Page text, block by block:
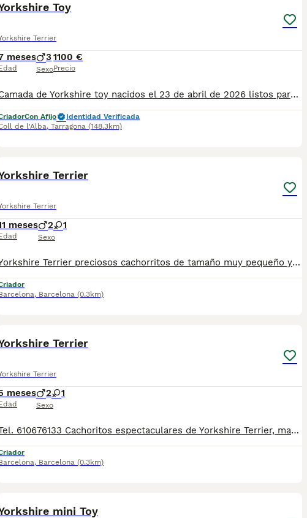
Toy
Terrier
meses 3
Sexo
1100 €
Precio
Camada de Yorkshire toy nacidos el 23 de abril de 2026 listos para nueva familia, se entregan vacunados, desparasitados revision y cartilla veterinaria. ya estan comiendo solos y son totalmente independientes se pueden ver y se enseñan a los padres, no se envian, solo entrega en mano, gente seria, responsable y amante de los animales.
Con Afijo
Identidad Verificada
de l'Alba, Tarragona (148.3km)
Terrier
Terrier
meses 2 1
Sexo
Yorkshire Terrier preciosos cachorritos de tamaño muy pequeño y normalito, machos y hembras de dos meses de edad, con mucha calidad de pelo, chatitos y de patita corta. Con las vacunas correspondientes a la edad, revisados por nuestro veterinario, desparasitados, con su cartilla veterinaria, microchip y garantía virica y congenita por escrito, muy bien cuidados, muy sanos, criados en entorno familiar. Ven a verlos sin compromiso cualquier día de la semana incluidos festivos. 610676133. Disponemos de centro con numero zoológico T-2500116
, Barcelona (0.3km)
Terrier
Terrier
meses 2 1
Sexo
Tel. 610676133 Cachoritos espectaculares de Yorkshire Terrier, machos y hembras preciosos, de tamaño pequeñito, de dos meses de edad, con mucha calidad de pelo, unas autenticas bolitas de pelo. Se entrega con la vacuna correspondiente a la edad, desparasitado, con su cartilla veterinaria, microchip y garantía por escrito, muy bien cuidados, muy sanos, criados en entorno familiar. Disponemos de centro con número zoológico T-2500116
, Barcelona (0.3km)
mini Toy